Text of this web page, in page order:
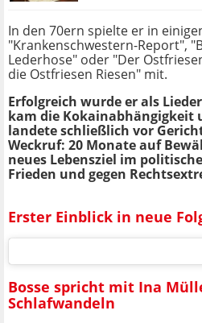
In den 70ern spielte er in
"Krankenschwestern-Report",
Lederhose" oder "Der
die Ostfriesen Riesen" mit.
Erfolgreich wurde er als
kam die Kokainabhängigkeit
landete schließlich vor
Weckruf: 20 Monate auf
neues Lebensziel im
Frieden und gegen
Erster Einblick in neue
Bosse spricht mit Ina
Schlafwandeln